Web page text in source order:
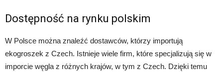
Dostępność na rynku polskim
W Polsce można znaleźć dostawców, którzy importują
ekogroszek z Czech. Istnieje wiele firm, które specjalizują się w
imporcie węgla z różnych krajów, w tym z Czech. Dzięki temu